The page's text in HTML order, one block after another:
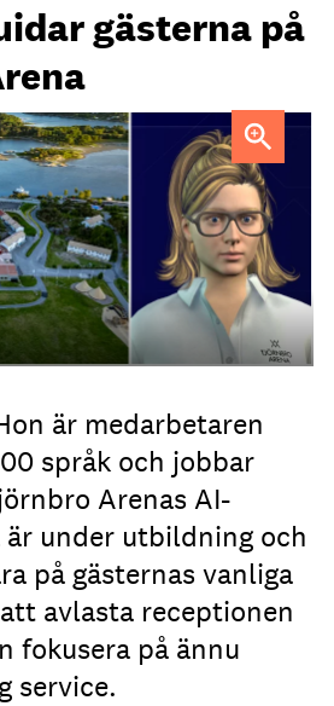
gästerna på
tillträdde i tjänst i april.
är medarbetaren
språk och jobbar
Arenas AI-
under utbildning och
på gästernas vanliga
avlasta receptionen
fokusera på ännu
service.